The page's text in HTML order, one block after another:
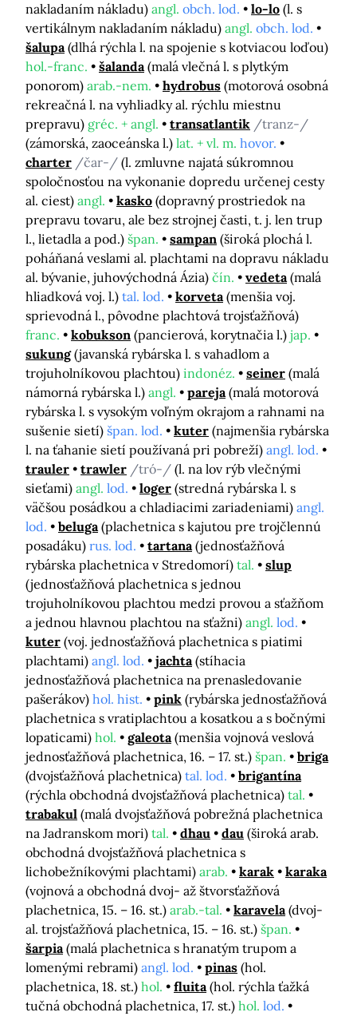
nakladaním nákladu) angl. obch. lod. lo-lo (l. s
vertikálnym nakladaním nákladu) angl. obch. lod.
šalupa (dlhá rýchla l. na spojenie s kotviacou loďou)
hol.-franc.
šalanda (malá vlečná l. s plytkým
ponorom) arab.-nem. hydrobus (motorová osobná
rekreačná l. na vyhliadky al. rýchlu miestnu
prepravu) gréc. + angl. transatlantik /tranz-/
(zámorská, zaoceánska l.) lat. + vl. m. hovor.
charter /čar-/ (l. zmluvne najatá súkromnou
spoločnosťou na vykonanie dopredu určenej cesty
al. ciest) angl. kasko (dopravný prostriedok na
prepravu tovaru, ale bez strojnej časti, t. j. len trup
l., lietadla a pod.) špan. sampan (široká plochá l.
poháňaná veslami al. plachtami na dopravu nákladu
al. bývanie, juhovýchodná Ázia) čín. vedeta (malá
hliadková voj. l.) tal. lod. korveta (menšia voj.
sprievodná l., pôvodne plachtová trojsťažňová)
franc.
kobukson (pancierová, korytnačia l.) jap.
sukung (javanská rybárska l. s vahadlom a
trojuholníkovou plachtou) indonéz. seiner (malá
námorná rybárska l.) angl. pareja (malá motorová
rybárska l. s vysokým voľným okrajom a rahnami na
sušenie sietí) špan. lod. kuter (najmenšia rybárska
l. na ťahanie sietí používaná pri pobreží) angl. lod.
trauler
trawler /tró-/ (l. na lov rýb vlečnými
sieťami) angl. lod. loger (stredná rybárska l. s
väčšou posádkou a chladiacimi zariadeniami) angl.
lod.
beluga (plachetnica s kajutou pre trojčlennú
posadáku) rus. lod. tartana (jednosťažňová
rybárska plachetnica v Stredomorí) tal.
slup
(jednosťažňová plachetnica s jednou
trojuholníkovou plachtou medzi provou a sťažňom
a jednou hlavnou plachtou na sťažni) angl. lod.
kuter (voj. jednosťažňová plachetnica s piatimi
plachtami) angl. lod. jachta (stíhacia
jednosťažňová plachetnica na prenasledovanie
pašerákov) hol. hist. pink (rybárska jednosťažňová
plachetnica s vratiplachtou a kosatkou a s bočnými
lopaticami) hol. galeota (menšia vojnová veslová
jednosťažňová plachetnica, 16. – 17. st.) špan.
briga
(dvojsťažňová plachetnica) tal. lod.
brigantína
(rýchla obchodná dvojsťažňová plachetnica) tal.
trabakul (malá dvojsťažňová pobrežná plachetnica
na Jadranskom mori) tal. dhau dau (široká arab.
obchodná dvojsťažňová plachetnica s
lichobežníkovými plachtami) arab. karak
karaka
(vojnová a obchodná dvoj- až štvorsťažňová
plachetnica, 15. – 16. st.) arab.-tal. karavela (dvoj-
al. trojsťažňová plachetnica, 15. – 16. st.) špan.
šarpia (malá plachetnica s hranatým trupom a
lomenými rebrami) angl. lod. pinas (hol.
plachetnica, 18. st.) hol. fluita (hol. rýchla ťažká
tučná obchodná plachetnica, 17. st.) hol. lod.